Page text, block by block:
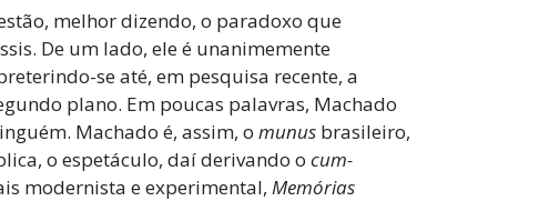
melhor dizendo, o paradoxo que
De um lado, ele é unanimemente
se até, em pesquisa recente, a
plano. Em poucas palavras, Machado
Machado é, assim, o munus brasileiro,
o espetáculo, daí derivando o cum-
modernista e experimental, Memórias